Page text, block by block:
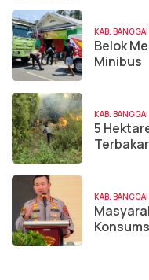
KAB. BANGGAI
Belok
Minibus
KAB. BANGGAI
5
Terbakar
KAB. BANGGAI